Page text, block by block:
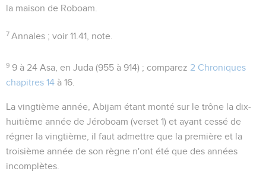
la maison de Roboam.
7 Annales ; voir11.41 , note.
9 9 à 24 Asa, en Juda (955 à 914) ; comparez 2 Chroniques
chapitres 14 à 16.
La vingtième année , Abijam étant monté sur le trône la dix-
huitième année de Jéroboam (verset 1) et ayant cessé de
régner la vingtième, il faut admettre que la première et la
troisième année de son règne n'ont été que des années
incomplètes.